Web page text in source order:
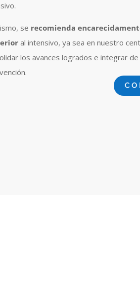
se recomienda
al intensivo, ya sea en nuestro
los avances logrados e integrar